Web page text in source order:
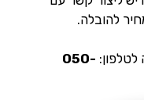
להובלה.
050-